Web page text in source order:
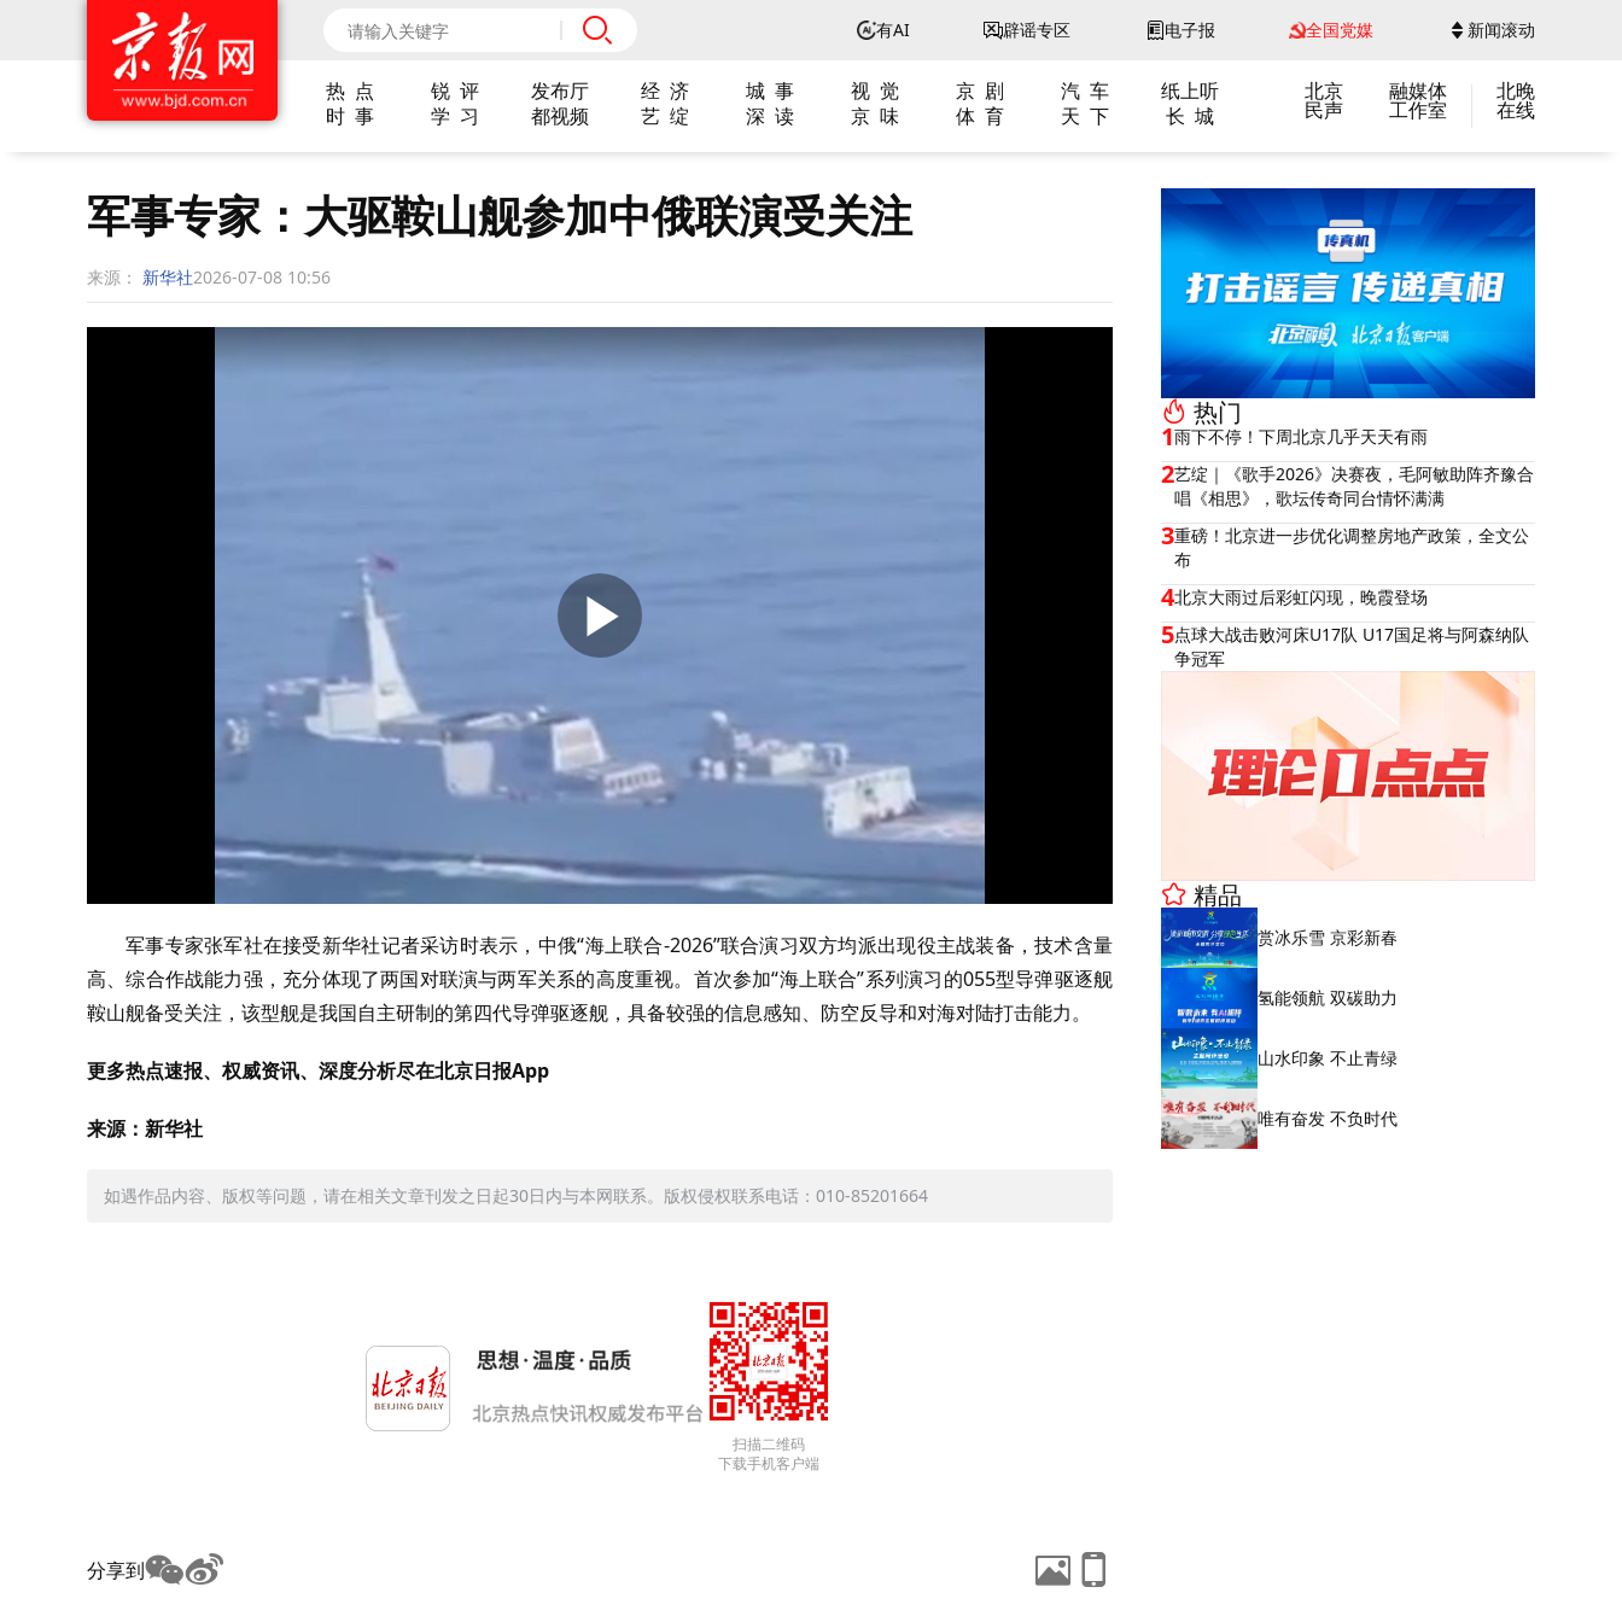
有AI 辟谣专区 电子报 全国党媒 新闻滚动
热 点 锐 评 发布厅 经 济 城 事 视 觉 京 剧 汽 车
纸上听
时 事
学 习 都视频 艺 绽 深 读 京 味 体 育 天 下 长 城
北京
民声
融媒体
工作室
北晚
在线
军事专家：大驱鞍山舰参加中俄联演受关注
来源： 新华社2026-07-08 10:56
军事专家张军社在接受新华社记者采访时表示，中俄“海上联合-2026”联合演习双方均派出现役主战装备，技术含量
高、综合作战能力强，充分体现了两国对联演与两军关系的高度重视。首次参加“海上联合”系列演习的055型导弹驱逐舰
鞍山舰备受关注，该型舰是我国自主研制的第四代导弹驱逐舰，具备较强的信息感知、防空反导和对海对陆打击能力。
更多热点速报、权威资讯、深度分析尽在北京日报App
来源：新华社
如遇作品内容、版权等问题，请在相关文章刊发之日起30日内与本网联系。版权侵权联系电话：010-85201664
扫描二维码
下载手机客户端
分享到
热门
1雨下不停！下周北京几乎天天有雨
2艺绽｜《歌手2026》决赛夜，毛阿敏助阵齐豫合
唱《相思》，歌坛传奇同台情怀满满
3重磅！北京进一步优化调整房地产政策，全文公
布
4北京大雨过后彩虹闪现，晚霞登场
5点球大战击败河床U17队 U17国足将与阿森纳队
争冠军
精品
赏冰乐雪 京彩新春
氢能领航 双碳助力
山水印象 不止青绿
唯有奋发 不负时代